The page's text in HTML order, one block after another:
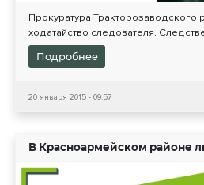
Прокуратура
ходатайство следователя.
Подробнее
20 января 2015 - 09:57
В Красноармейском районе